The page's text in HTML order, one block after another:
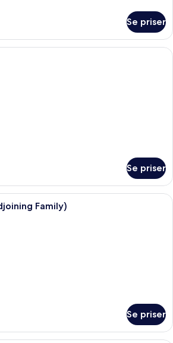
Se priser
Sengetøy av topp kvalitet,
Se priser
Sengetøy av topp kvalitet,
Family)
Se priser